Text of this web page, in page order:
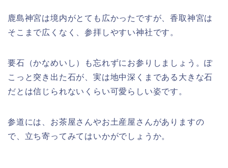
鹿島神宮は境内がとても広かったですが、香取神宮は
そこまで広くなく、参拝しやすい神社です。
要石（かなめいし）も忘れずにお参りしましょう。ぽ
こっと突き出た石が、実は地中深くまである大きな石
だとは信じられないくらい可愛らしい姿です。
参道には、お茶屋さんやお土産屋さんがありますの
で、立ち寄ってみてはいかがでしょうか。